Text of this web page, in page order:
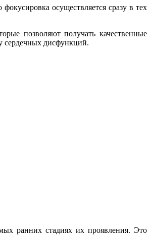
осуществляется сразу в тех
позволяют получать качественные
сердечных дисфункций.
ранних стадиях их проявления. Это